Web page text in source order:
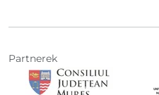
Partnerek